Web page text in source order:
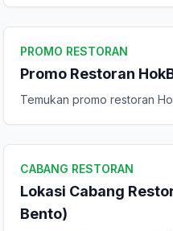
PROMO RESTORAN
Promo Restoran
Temukan promo restoran
CABANG RESTORAN
Lokasi Cabang
Bento)